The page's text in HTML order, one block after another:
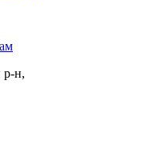
р-н,